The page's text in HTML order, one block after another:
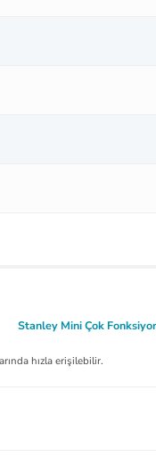
Stanley Mini Çok
hızla erişilebilir.